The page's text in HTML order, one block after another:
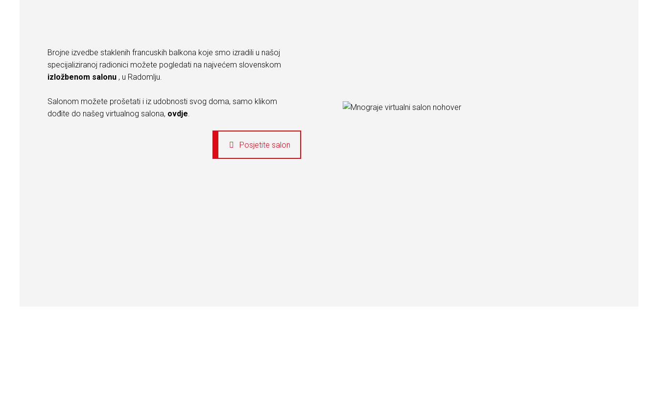
Brojne izvedbe staklenih francuskih balkona koje smo izradili u našoj
specijaliziranoj radionici možete pogledati na najvećem slovenskom
izložbenom salonu , u Radomlju.
Salonom možete prošetati i iz udobnosti svog doma, samo klikom
dođite do našeg virtualnog salona, ovdje
Posjetite salon